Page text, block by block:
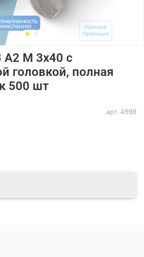
арт. 4998
А2 M 3х40 с
головкой, полная
500 шт